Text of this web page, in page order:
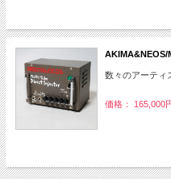
AKIMA&NEOS/
数々のアーティ
価格： 165,000